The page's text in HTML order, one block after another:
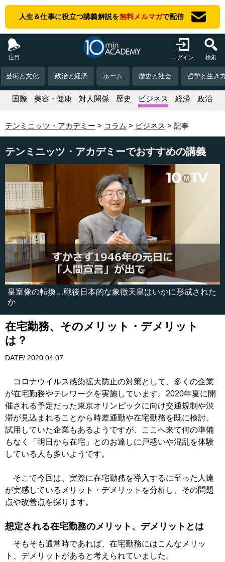
人生＆仕事に役立つ講義解説を無料メルマガで配信
注目 ログイン 検索
芸術と文化 政治と経済 ホーム 歴史と社会 哲学と生き
国際 美容・健康 対人関係 歴史 ビジネス 経済 政治
テンミニッツ・アカデミー コラム ビジネス 記事
テンミニッツ・アカデミーでおすすめの講義
皇室像の転換…戦後日本的な象徴天皇はいかに形成された
か
在宅勤務、そのメリット・デメリット
は？
DATE/ 2020.04.07
コロナウイルス感染拡大防止の対策として、多くの企業
が在宅勤務やテレワークを実施しています。2020年夏に開
催される予定だった東京オリンピックに向け交通規制や渋
滞が見込まれることから時差通勤や在宅勤務を既に検討、
試用していた企業もあるようですが、ここへ来て何の準備
もなく「明日から在宅」とのお達しに戸惑いや混乱を体験
している人も多いようです。
そこで今回は、実際に在宅勤務を導入するに至った人達
が実感しているメリット・デメリットを分析し、その問題
点や改善点を探ります。
想定される在宅勤務のメリット、デメリットとは
そもそも通常時であれば、在宅勤務にはこんなメリッ
ト、デメリットがあると考えられていました。